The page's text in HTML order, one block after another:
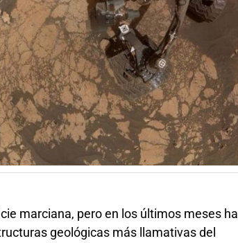
marciana, pero en los últimos meses ha
geológicas más llamativas del